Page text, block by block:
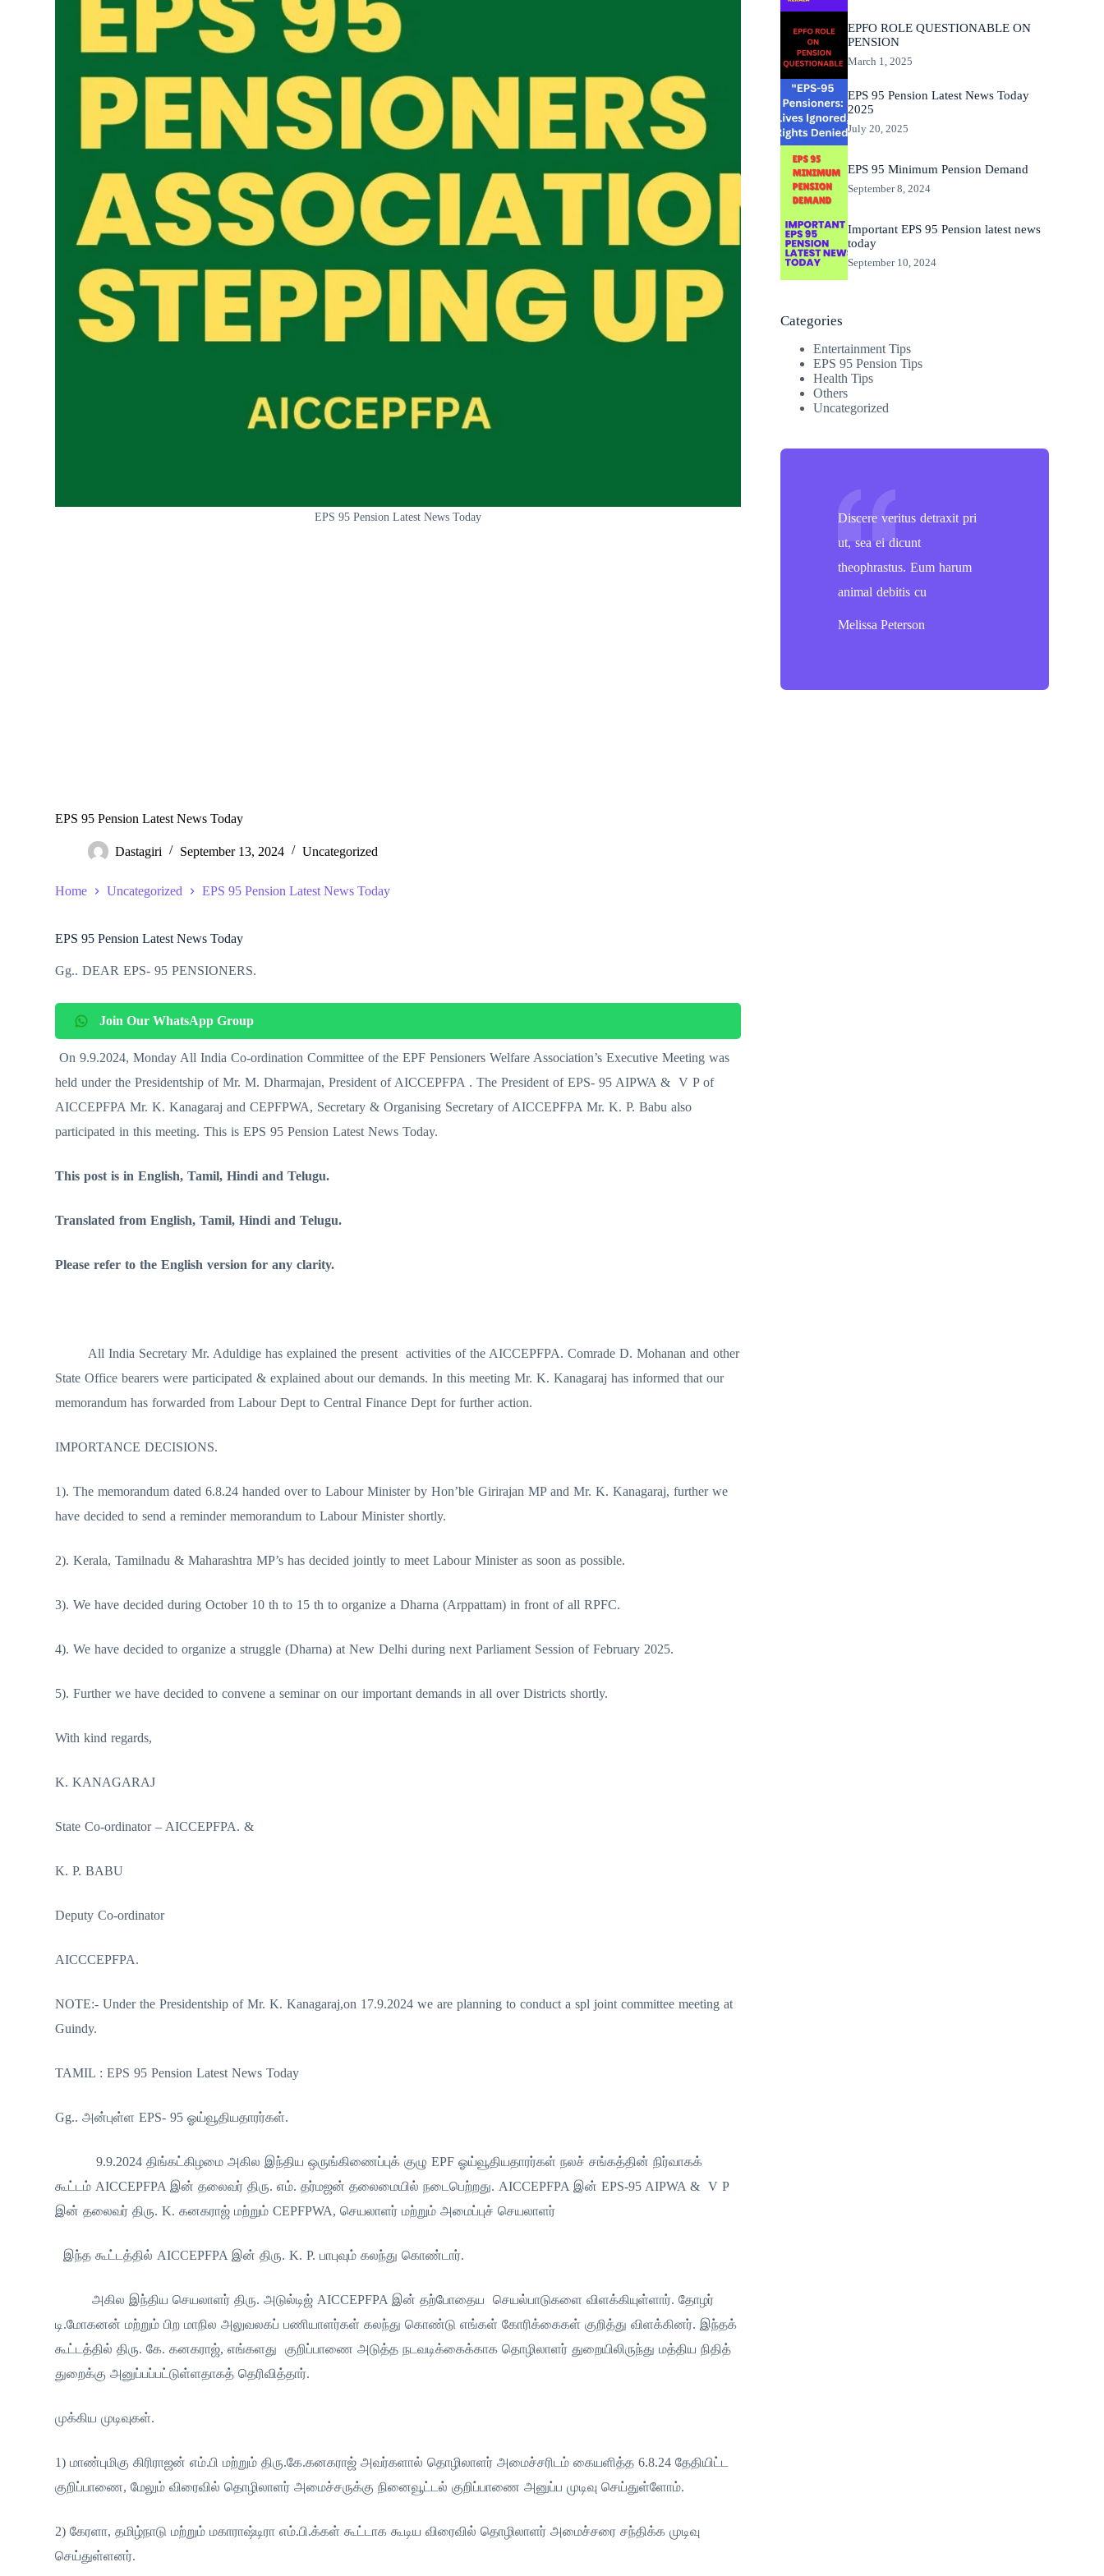
EPS 95 Pension Latest News Today
EPS 95 Pension Latest News Today
Dastagiri September 13, 2024 Uncategorized
Home Uncategorized EPS 95 Pension Latest News Today
EPS 95 Pension Latest News Today
Gg.. DEAR EPS- 95 PENSIONERS.
Join Our WhatsApp Group
On 9.9.2024, Monday All India Co-ordination Committee of the EPF Pensioners Welfare Association’s Executive Meeting was
held under the Presidentship of Mr. M. Dharmajan, President of AICCEPFPA . The President of EPS- 95 AIPWA & V P of
AICCEPFPA Mr. K. Kanagaraj and CEPFPWA, Secretary & Organising Secretary of AICCEPFPA Mr. K. P. Babu also
participated in this meeting. This is EPS 95 Pension Latest News Today.
This post is in English, Tamil, Hindi and Telugu.
Translated from English, Tamil, Hindi and Telugu.
Please refer to the English version for any clarity.
All India Secretary Mr. Aduldige has explained the present activities of the AICCEPFPA. Comrade D. Mohanan and other
State Office bearers were participated & explained about our demands. In this meeting Mr. K. Kanagaraj has informed that our
memorandum has forwarded from Labour Dept to Central Finance Dept for further action.
IMPORTANCE DECISIONS.
1). The memorandum dated 6.8.24 handed over to Labour Minister by Hon’ble Girirajan MP and Mr. K. Kanagaraj, further we
have decided to send a reminder memorandum to Labour Minister shortly.
2). Kerala, Tamilnadu & Maharashtra MP’s has decided jointly to meet Labour Minister as soon as possible.
3). We have decided during October 10 th to 15 th to organize a Dharna (Arppattam) in front of all RPFC.
4). We have decided to organize a struggle (Dharna) at New Delhi during next Parliament Session of February 2025.
5). Further we have decided to convene a seminar on our important demands in all over Districts shortly.
With kind regards,
K. KANAGARAJ
State Co-ordinator – AICCEPFPA. &
K. P. BABU
Deputy Co-ordinator
AICCCEPFPA.
NOTE:- Under the Presidentship of Mr. K. Kanagaraj,on 17.9.2024 we are planning to conduct a spl joint committee meeting at
Guindy.
TAMIL : EPS 95 Pension Latest News Today
Gg.. அன்புள்ள EPS- 95 ஓய்வூதியதாரர்கள்.
9.9.2024 திங்கட்கிழமை அகில இந்திய ஒருங்கிணைப்புக் குழு EPF ஓய்வூதியதாரர்கள் நலச் சங்கத்தின் நிர்வாகக்
கூட்டம் AICCEPFPA இன் தலைவர் திரு. எம். தர்மஜன் தலைமையில் நடைபெற்றது. AICCEPFPA இன் EPS-95 AIPWA & V P
இன் தலைவர் திரு. K. கனகராஜ் மற்றும் CEPFPWA, செயலாளர் மற்றும் அமைப்புச் செயலாளர்
இந்த கூட்டத்தில் AICCEPFPA இன் திரு. K. P. பாபுவும் கலந்து கொண்டார்.
அகில இந்திய செயலாளர் திரு. அடுல்டிஜ் AICCEPFPA இன் தற்போதைய செயல்பாடுகளை விளக்கியுள்ளார். தோழர்
டி.மோகனன் மற்றும் பிற மாநில அலுவலகப் பணியாளர்கள் கலந்து கொண்டு எங்கள் கோரிக்கைகள் குறித்து விளக்கினர். இந்தக்
கூட்டத்தில் திரு. கே. கனகராஜ், எங்களது குறிப்பாணை அடுத்த நடவடிக்கைக்காக தொழிலாளர் துறையிலிருந்து மத்திய நிதித்
துறைக்கு அனுப்பப்பட்டுள்ளதாகத் தெரிவித்தார்.
முக்கிய முடிவுகள்.
1) மாண்புமிகு கிரிராஜன் எம்.பி மற்றும் திரு.கே.கனகராஜ் அவர்களால் தொழிலாளர் அமைச்சரிடம் கையளித்த 6.8.24 தேதியிட்ட
குறிப்பாணை, மேலும் விரைவில் தொழிலாளர் அமைச்சருக்கு நினைவூட்டல் குறிப்பாணை அனுப்ப முடிவு செய்துள்ளோம்.
2) கேரளா, தமிழ்நாடு மற்றும் மகாராஷ்டிரா எம்.பி.க்கள் கூட்டாக கூடிய விரைவில் தொழிலாளர் அமைச்சரை சந்திக்க முடிவு
செய்துள்ளனர்.
EPFO ROLE QUESTIONABLE ON
PENSION
March 1, 2025
EPS 95 Pension Latest News Today
2025
July 20, 2025
EPS 95 Minimum Pension Demand
September 8, 2024
Important EPS 95 Pension latest news
today
September 10, 2024
Categories
Entertainment Tips
EPS 95 Pension Tips
Health Tips
Others
Uncategorized
Discere veritus detraxit pri
ut, sea ei dicunt
theophrastus. Eum harum
animal debitis cu
Melissa Peterson